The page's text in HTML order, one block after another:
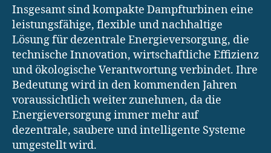
Insgesamt sind kompakte Dampfturbinen eine
leistungsfähige, flexible und nachhaltige
Lösung für dezentrale Energieversorgung, die
technische Innovation, wirtschaftliche Effizienz
und ökologische Verantwortung verbindet. Ihre
Bedeutung wird in den kommenden Jahren
voraussichtlich weiter zunehmen, da die
Energieversorgung immer mehr auf
dezentrale, saubere und intelligente Systeme
umgestellt wird.